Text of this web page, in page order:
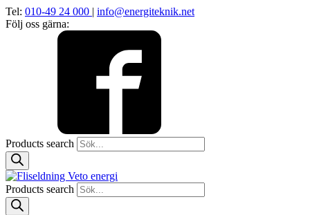
Tel: 010-49 24 000 | info@energiteknik.net
Följ oss gärna:
Products search
Products search